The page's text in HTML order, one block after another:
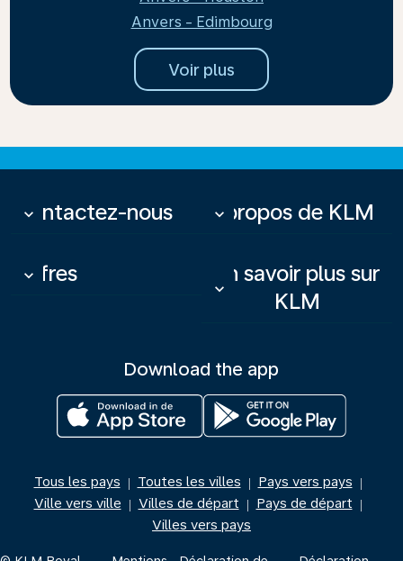
Anvers - Edimbourg
Voir plus
Contactez-nous
keyboard_arrow_down À propos de KLM
keyboard_arrow_down
Offres
keyboard_arrow_down
En savoir plus sur
KLM
keyboard_arrow_down
Download the app
Tous les pays | Toutes les villes | Pays vers pays |
Ville vers ville | Villes de départ | Pays de départ |
Villes vers pays